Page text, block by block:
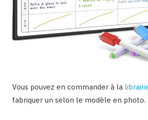
Vous pouvez en commander à la
fabriquer un selon le modèle en photo.